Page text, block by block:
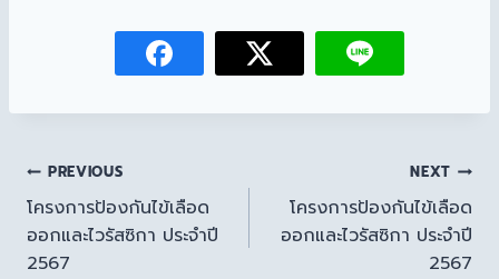
PREVIOUS
โครงการป้องกันไข้เลือด
ออกและไวรัสซิกา ประจำปี
2567
NEXT
โครงการป้องกันไข้เลือด
ออกและไวรัสซิกา ประจำปี
2567